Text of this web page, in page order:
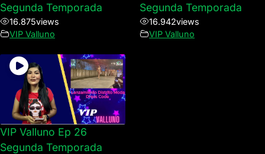
Segunda Temporada
16.875views
VIP Valluno
Segunda Temporada
16.942views
VIP Valluno
VIP Valluno Ep 26
Segunda Temporada